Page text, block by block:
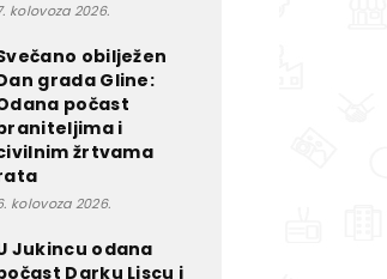
kolovoza 2026.
obilježen
grada Gline:
počast
i
žrtvama
kolovoza 2026.
Jukincu odana
Darku Liscu i